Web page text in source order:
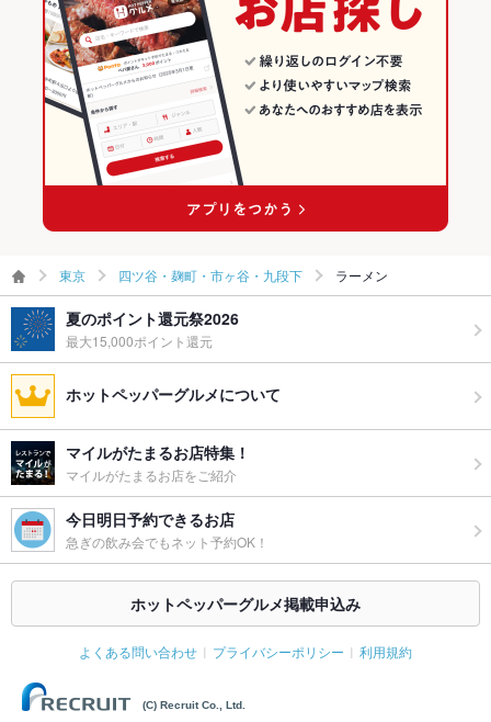
東京 四ツ谷・麹町・市ヶ谷・九段下 ラーメン
夏のポイント還元祭2026
最大15,000ポイント還元
ホットペッパーグルメについて
マイルがたまるお店特集！
マイルがたまるお店をご紹介
今日明日予約できるお店
急ぎの飲み会でもネット予約OK！
ホットペッパーグルメ掲載申込み
よくある問い合わせ プライバシーポリシー 利用規約
(C) Recruit Co., Ltd.